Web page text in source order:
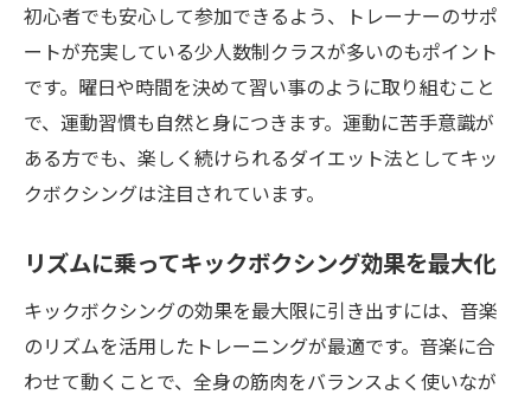
初心者でも安心して参加できるよう、トレーナーのサポ
ートが充実している少人数制クラスが多いのもポイント
です。曜日や時間を決めて習い事のように取り組むこと
で、運動習慣も自然と身につきます。運動に苦手意識が
ある方でも、楽しく続けられるダイエット法としてキッ
クボクシングは注目されています。
リズムに乗ってキックボクシング効果を最大化
キックボクシングの効果を最大限に引き出すには、音楽
のリズムを活用したトレーニングが最適です。音楽に合
わせて動くことで、全身の筋肉をバランスよく使いなが